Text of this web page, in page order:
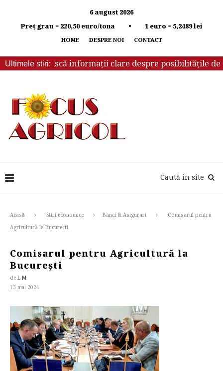
6 august 2026
Preț grau = 220,50 euro/tona • 1 euro = 5,2489 lei
HOME DESPRE NOI CONTACT
Ultimele stiri:
primească informații clare despre posibilitățile de
Caută in site
Acasă Stiri economice Banci & Asigurari
Comisarul pentru
Agricultură la București
Comisarul pentru Agricultură la
București
de L M
13 mai 2024